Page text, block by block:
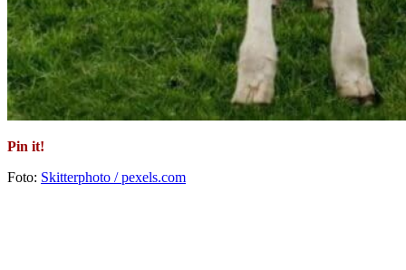
Pin it!
Foto: Skitterphoto / pexels.com